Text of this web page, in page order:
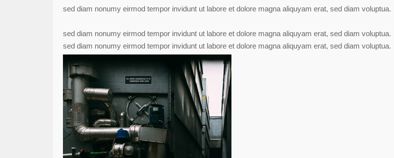
sed diam nonumy eirmod tempor invidunt ut labore et dolore magna aliquyam erat, sed diam voluptua.
sed diam nonumy eirmod tempor invidunt ut labore et dolore magna aliquyam erat, sed diam voluptua.
sed diam nonumy eirmod tempor invidunt ut labore et dolore magna aliquyam erat, sed diam voluptua.